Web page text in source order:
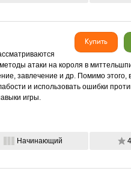
Купить
атаки на короля в
завлечение и др. Помимо этого,
и использовать ошибки
игры.
Начинающий